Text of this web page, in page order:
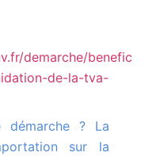
demarche/
de-la-tva-
sur la